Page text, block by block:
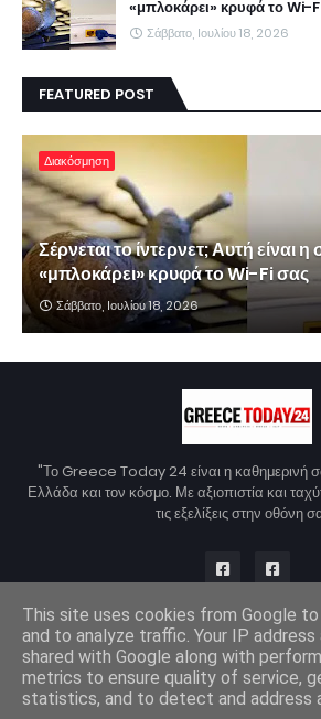
«μπλοκάρει» κρυφά το Wi-
Σάββατο, Ιουλίου 18, 2026
FEATURED POST
Διακόσμηση
Σέρνεται το ίντερνετ; Αυτή είναι
«μπλοκάρει» κρυφά το Wi-Fi σας
Σάββατο, Ιουλίου 18, 2026
"Το Greece Today 24 είναι η καθημερινή
Ελλάδα και τον κόσμο. Με αξιοπιστία και
τις εξελίξεις στην οθόνη
Copyright © 2026 - Greece Today 24 |
Templates
Home
Σχετικά με εμάς Επικοινωνία
This site uses cookies from Google
and to analyze traffic. Your IP address
shared with Google along with
metrics to ensure quality of service,
statistics, and to detect and address